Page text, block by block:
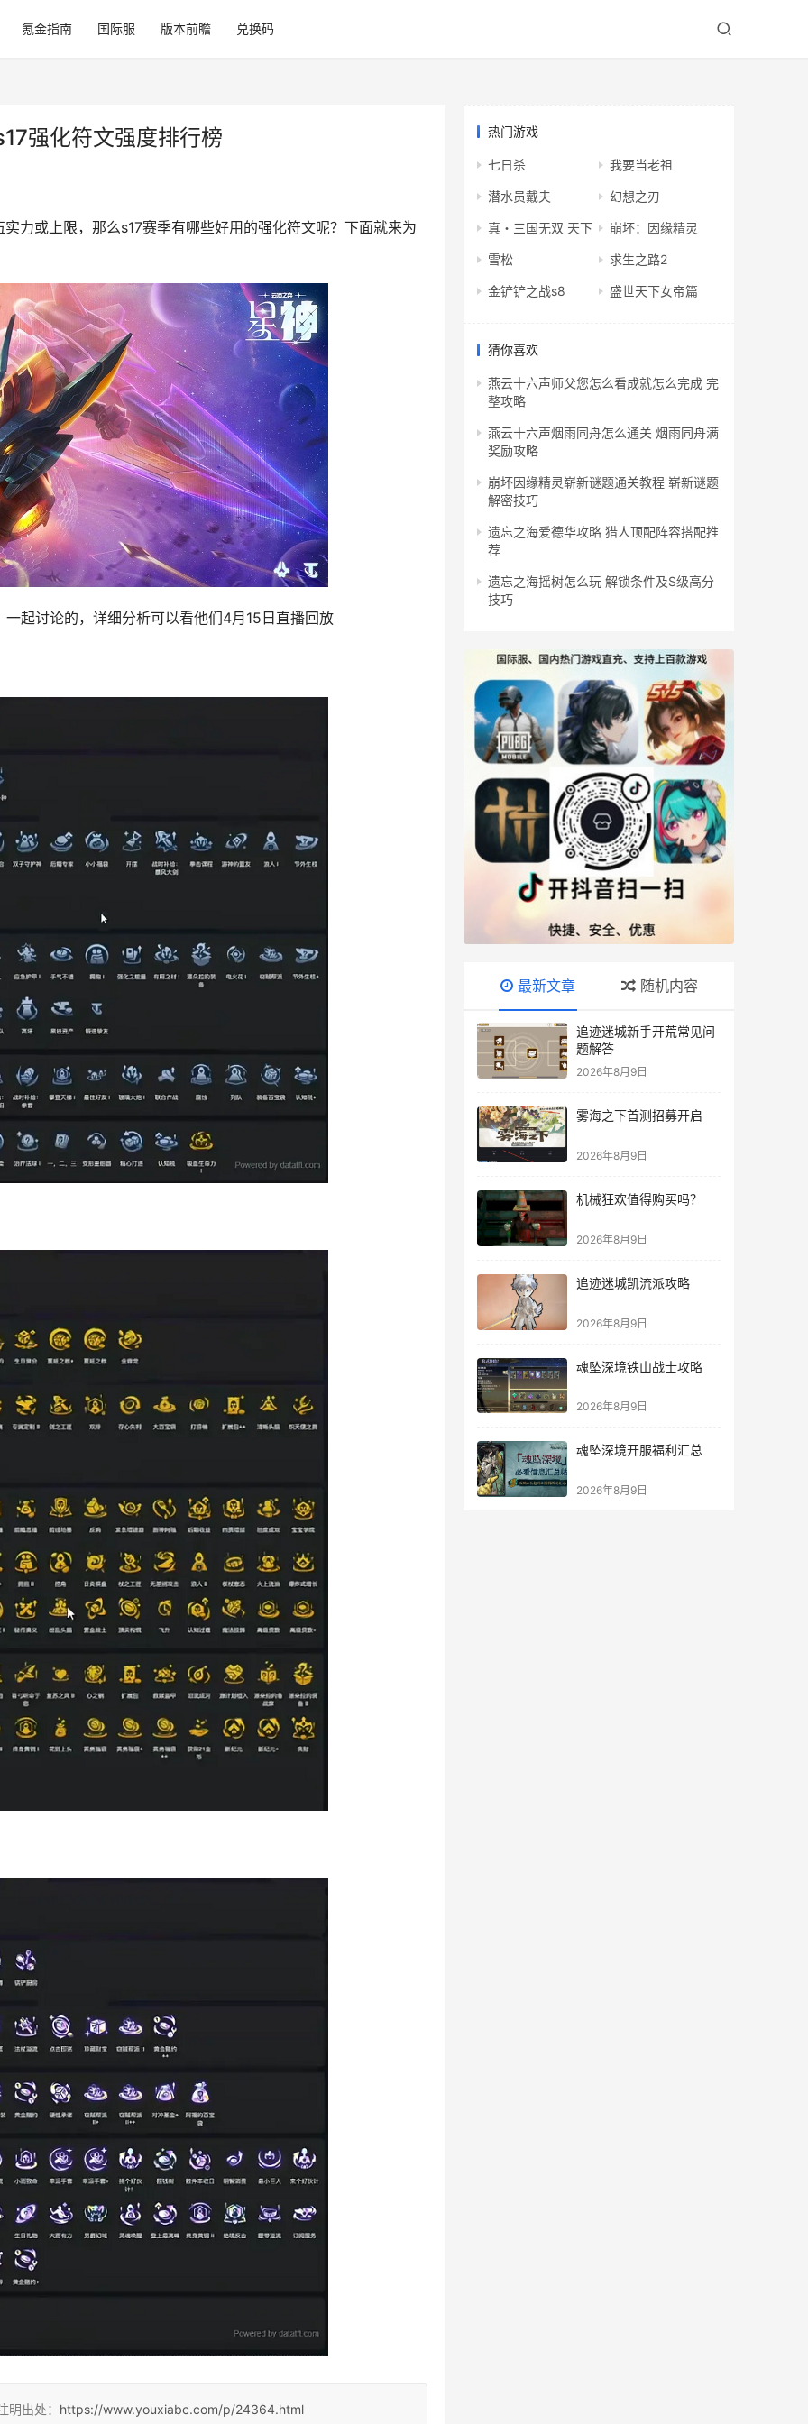
氪金指南 国际服 版本前瞻 兑换码
强化符文强度排行榜
力或上限，那么s17赛季有哪些好用的强化符文呢？下面就来为
起讨论的，详细分析可以看他们4月15日直播回放
出处： https://www.youxiabc.com/p/24364.html
热门游戏
七日杀 我要当老祖
潜水员戴夫 幻想之刃
真・三国无双 天下 崩坏：因缘精灵
雪松 求生之路2
金铲铲之战s8 盛世天下女帝篇
猜你喜欢
燕云十六声师父您怎么看成就怎么完成 完
整攻略
燕云十六声烟雨同舟怎么通关 烟雨同舟满
奖励攻略
崩坏因缘精灵崭新谜题通关教程 崭新谜题
解密技巧
遗忘之海爱德华攻略 猎人顶配阵容搭配推
荐
遗忘之海摇树怎么玩 解锁条件及S级高分
技巧
最新文章 随机内容
追迹迷城新手开荒常见问
题解答
2026年8月9日
雾海之下首测招募开启
2026年8月9日
机械狂欢值得购买吗？
2026年8月9日
追迹迷城凯流派攻略
2026年8月9日
魂坠深境铁山战士攻略
2026年8月9日
魂坠深境开服福利汇总
2026年8月9日